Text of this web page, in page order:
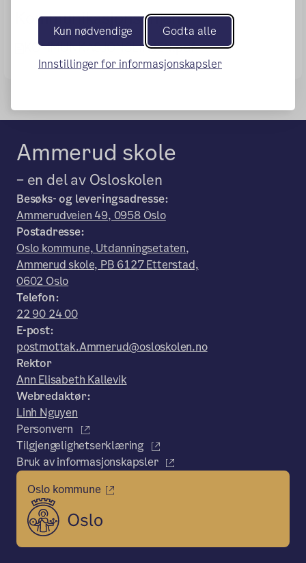
Kun nødvendige Godta alle
Innstillinger for informasjonskapsler
Kommunikasjonslinjen
KOMMUNKASJONSLINJEN.pdf
Ammerud skole
– en del av Osloskolen
Besøks- og leveringsadresse:
Ammerudveien 49, 0958 Oslo
Postadresse:
Oslo kommune, Utdanningsetaten,
Ammerud skole, PB 6127 Etterstad,
0602 Oslo
Telefon:
22 90 24 00
E-post:
postmottak.Ammerud@osloskolen.no
Rektor
Ann Elisabeth Kallevik
Webredaktør:
Linh Nguyen
Personvern
Tilgjengelighetserklæring
Bruk av informasjonskapsler
Oslo kommune